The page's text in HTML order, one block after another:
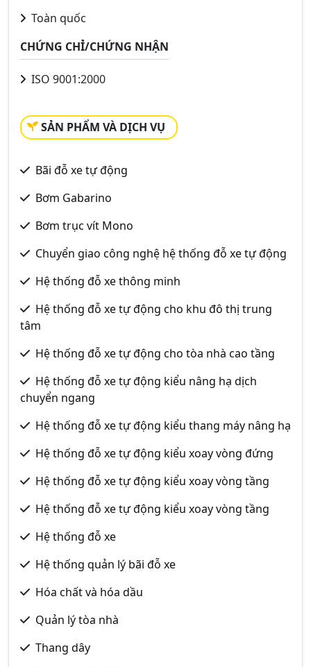
Toàn quốc
CHỨNG CHỈ/CHỨNG NHẬN
ISO 9001:2000
SẢN PHẨM VÀ DỊCH VỤ
Bãi đỗ xe tự động
Bơm Gabarino
Bơm trục vít Mono
Chuyển giao công nghệ hệ thống đỗ xe tự động
Hệ thống đỗ xe thông minh
Hệ thống đỗ xe tự động cho khu đô thị trung
tâm
Hệ thống đỗ xe tự động cho tòa nhà cao tầng
Hệ thống đỗ xe tự động kiểu nâng hạ dịch
chuyển ngang
Hệ thống đỗ xe tự động kiểu thang máy nâng hạ
Hệ thống đỗ xe tự động kiểu xoay vòng đứng
Hệ thống đỗ xe tự động kiểu xoay vòng tầng
Hệ thống đỗ xe tự động kiểu xoay vòng tầng
Hệ thống đỗ xe
Hệ thống quản lý bãi đỗ xe
Hóa chất và hóa dầu
Quản lý tòa nhà
Thang dây